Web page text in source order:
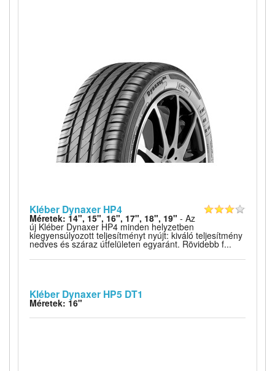
Kléber Dynaxer HP4
Méretek: 14", 15", 16", 17", 18", 19" - Az
új Kléber Dynaxer HP4 minden helyzetben
kiegyensúlyozott teljesítményt nyújt: kiváló teljesítmény
nedves és száraz útfelületen egyaránt. Rövidebb f...
Kléber Dynaxer HP5 DT1
Méretek: 16"